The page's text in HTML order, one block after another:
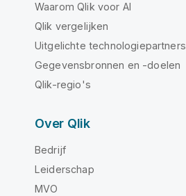
Waarom Qlik voor AI
Qlik vergelijken
Uitgelichte technologiepartners
Gegevensbronnen en -doelen
Qlik-regio's
Over Qlik
Bedrijf
Leiderschap
MVO